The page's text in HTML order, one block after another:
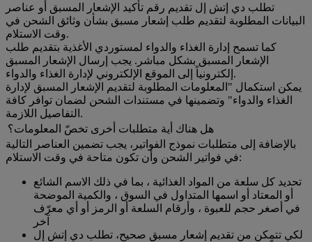
تطلب دي إتش إل تقديم رقم تأكيد الإشعار المسبق أو عناصر
البيانات المطلوبة لتقديم طلب إشعار مسبق بشأن وثائق الشحن في
وقت الاستلام.
كما تسمح إدارة الغذاء والدواء لمستوردي الأغذية بتقديم طلب
الإشعار المسبق بشكل مباشر. يجب إرسال الإشعار المسبق
إلكترونياً إلى الموقع الإلكتروني لإدارة الغذاء والدواء.
يمكن استكمال "المعلومات المطلوبة لتقديم الإشعار المسبق لإدارة
الغذاء والدواء" وتضمينها في مستندات الشحن لضمان توافر كافة
التفاصيل اللازمة.
هل هناك أية متطلبات أخرى تخصّ المعلومات؟
بالإضافة إلى متطلبات نموذج الفواتير، يجب تضمين العناصر التالية
في فواتير الشحن وأن تكون متاحة في وقت الاستلام:
تحديد كل سلعة من المواد الغذائية ، بما في ذلك الاسم الشائع
أو المعتاد أو اسمها المتداول في السوق ، والكمية الموضحة
في أصغر حجم للعبوة ، وأرقام السلعة أو الرمز أو أي معرّف
آخر
لكي تتمكن من تقديم إشعار مسبق صحيح، تطلب دي إتش إل